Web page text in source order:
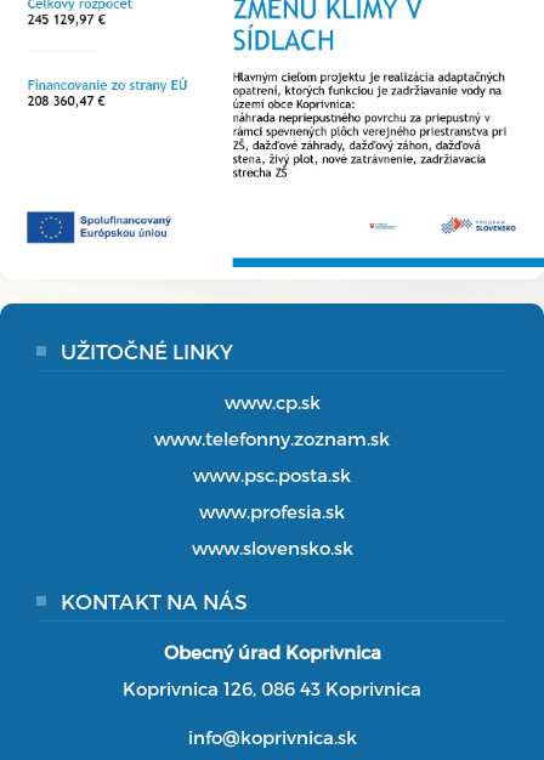
UŽITOČNÉ LINKY
www.cp.sk
www.telefonny.zoznam.sk
www.psc.posta.sk
www.profesia.sk
www.slovensko.sk
KONTAKT NA NÁS
Obecný úrad Koprivnica
Koprivnica 126, 086 43 Koprivnica
info@koprivnica.sk